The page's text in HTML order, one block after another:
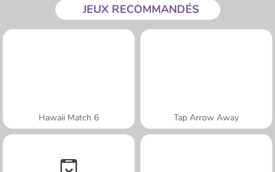
JEUX RECOMMANDÉS
Hawaii Match 6 Tap Arrow Away